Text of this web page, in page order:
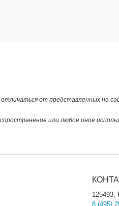
от представленных на
или любое иное
125493,
8 (495)